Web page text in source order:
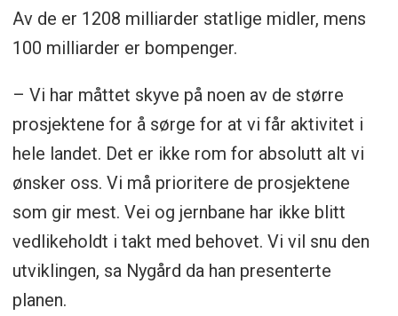
kroner
6 milliarder til E134 Dagslett-E18 i Lier
2,4 milliarder til E134 Bakka-Mo i Etne
kommune
Tunnel på E39 mellom Figgjo og Ålgård
Forlengelse av den planlagte
flyplasstunnelen i Tromsø
Utbedring og rassikring av E10 i
Av de er 1208 milliarder statlige midler, mens
100 milliarder er bompenger.
– Vi har måttet skyve på noen av de større
prosjektene for å sørge for at vi får aktivitet i
hele landet. Det er ikke rom for absolutt alt vi
ønsker oss. Vi må prioritere de prosjektene
som gir mest. Vei og jernbane har ikke blitt
vedlikeholdt i takt med behovet. Vi vil snu den
utviklingen, sa Nygård da han presenterte
planen.